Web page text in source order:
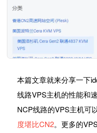
本篇文章就来分享一下
线路VPS主机的性能和
NCP线路的VPS主机可
度堪比CN2。更多的